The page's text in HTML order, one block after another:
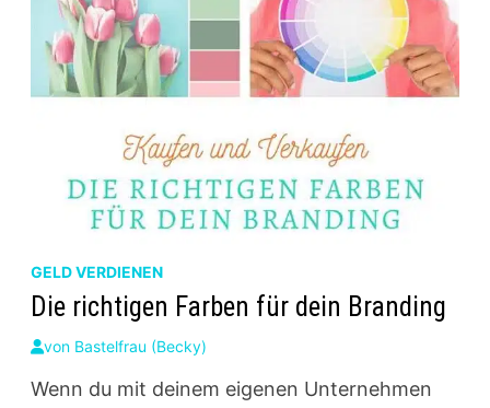
GELD VERDIENEN
Die richtigen Farben für dein Branding
von Bastelfrau (Becky)
Wenn du mit deinem eigenen Unternehmen